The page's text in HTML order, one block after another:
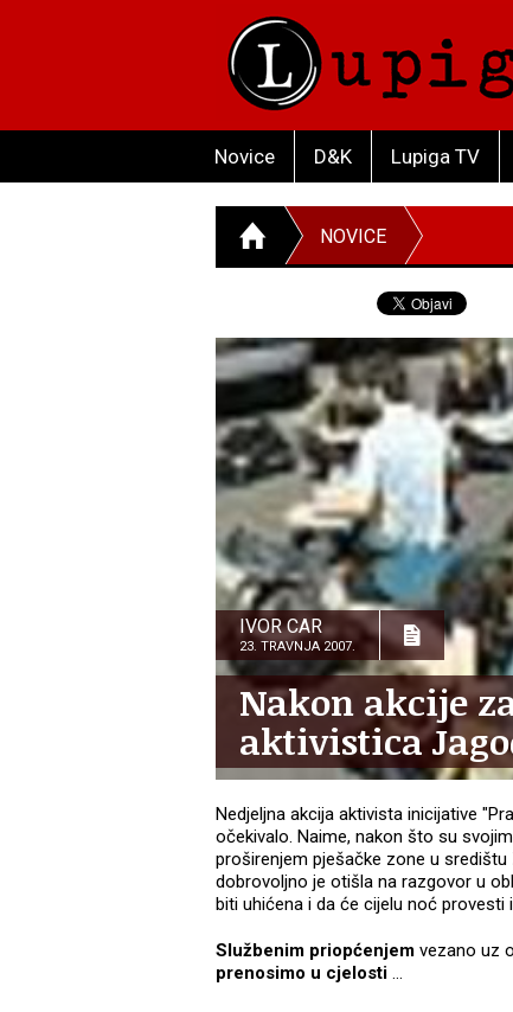
Novice D&K Lupiga TV
NOVICE
IVOR CAR
23. TRAVNJA 2007.
Nakon akcije
aktivistica
Nedjeljna akcija aktivista inicijative
očekivalo. Naime, nakon što su
proširenjem pješačke zone u središtu
dobrovoljno je otišla na razgovor u
biti uhićena i da će cijelu noć provesti
Službenim priopćenjem vezano uz
prenosimo u cjelosti ...